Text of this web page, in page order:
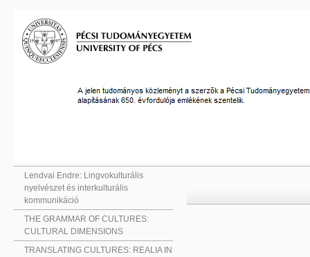
Lendvai Endre: Lingvokulturális
nyelvészet és interkulturális
kommunikáció
THE GRAMMAR OF CULTURES:
CULTURAL DIMENSIONS
TRANSLATING CULTURES: REALIA IN